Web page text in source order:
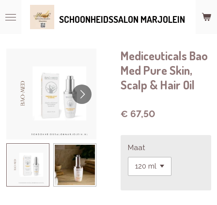
direct
SCHOONHEIDSSALON MARJOLEIN
Mediceuticals Bao
Med Pure Skin,
Scalp & Hair Oil
€ 67,50
Maat